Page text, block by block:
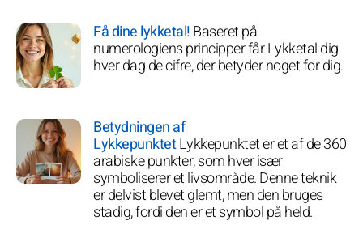
Få dine lykketal!Baseret på
numerologiens principper får Lykketal dig
hver dag de cifre, der betyder noget for dig.
Betydningen af
LykkepunktetLykkepunktet er et af de 360
arabiske punkter, som hver især
symboliserer et livsområde. Denne teknik
er delvist blevet glemt, men den bruges
stadig, fordi den er et symbol på held.